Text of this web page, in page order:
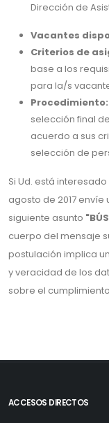
Dirección de
Vacantes
Criterios de
base a los
para la/s
Procedimiento:
selección final
acuerdo a sus
selección de
Si Ud. está
agosto de 2017 envíe
siguiente asunto
cuerpo del mensaje
postulación implica
y veracidad de los
sobre el
ACCESOS DIRECTOS